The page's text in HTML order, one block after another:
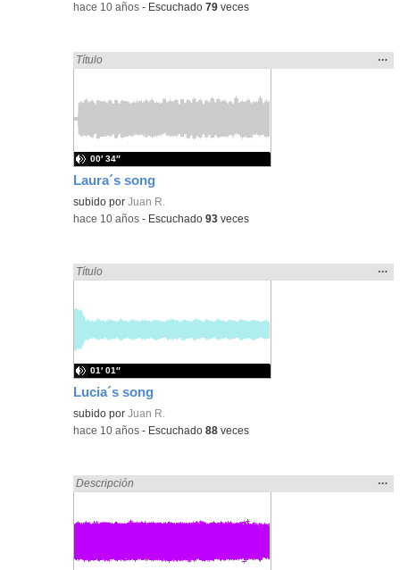
-hace 10 años - Escuchado79 veces
Laura´s song
Encontrado «song» en:
Título
la
…
subido porJuan R.
00′ 34″
-hace 10 años - Escuchado93 veces
Lucia´s song
Encontrado «song» en:
Título
la
…
subido porJuan R.
01′ 01″
-hace 10 años - Escuchado88 veces
Encontrado «song» en:
Descripción
la
…